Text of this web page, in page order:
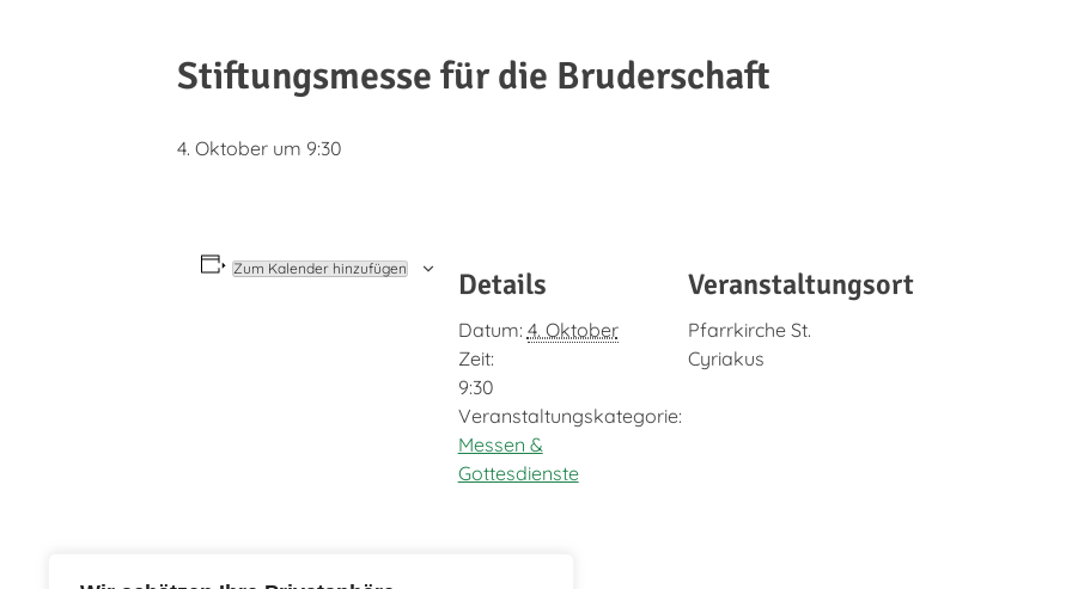
Stiftungsmesse für die Bruderschaft
4. Oktober um 9:30
Zum Kalender hinzufügen Details
Datum: 4. Oktober
Zeit:
9:30
Veranstaltungskategorie:
Messen &
Gottesdienste
Veranstaltungsort
Pfarrkirche St.
Cyriakus
Schützenfestausschuss-Sitzung